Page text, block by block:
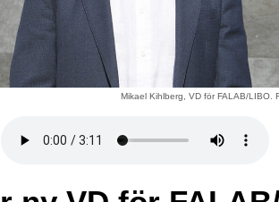
Mikael Kihlberg, VD för FALAB/LIBO.